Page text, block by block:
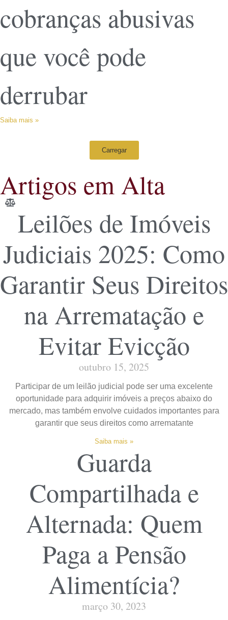
cobranças abusivas
que você pode
derrubar
Saiba mais »
Carregar
Artigos em Alta
Leilões de Imóveis
Judiciais 2025: Como
Garantir Seus Direitos
na Arrematação e
Evitar Evicção
outubro 15, 2025
Participar de um leilão judicial pode ser uma excelente
oportunidade para adquirir imóveis a preços abaixo do
mercado, mas também envolve cuidados importantes para
garantir que seus direitos como arrematante
Saiba mais »
Guarda
Compartilhada e
Alternada: Quem
Paga a Pensão
Alimentícia?
março 30, 2023